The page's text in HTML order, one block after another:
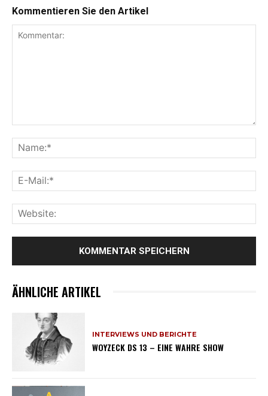
Kommentieren Sie den Artikel
ÄHNLICHE ARTIKEL
INTERVIEWS UND BERICHTE
WOYZECK DS 13 – EINE WAHRE SHOW